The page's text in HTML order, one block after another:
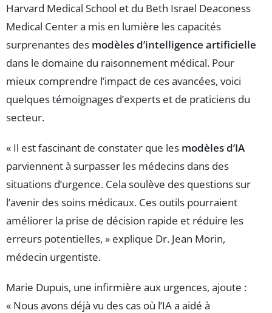
Harvard Medical School et du Beth Israel Deaconess
Medical Center a mis en lumière les capacités
surprenantes des modèles d’intelligence artificielle
dans le domaine du raisonnement médical. Pour
mieux comprendre l’impact de ces avancées, voici
quelques témoignages d’experts et de praticiens du
secteur.
« Il est fascinant de constater que les modèles d’IA
parviennent à surpasser les médecins dans des
situations d’urgence. Cela soulève des questions sur
l’avenir des soins médicaux. Ces outils pourraient
améliorer la prise de décision rapide et réduire les
erreurs potentielles, » explique Dr. Jean Morin,
médecin urgentiste.
Marie Dupuis, une infirmière aux urgences, ajoute :
« Nous avons déjà vu des cas où l’IA a aidé à